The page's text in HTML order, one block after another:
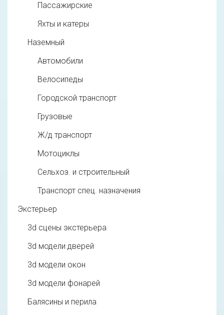
Пассажирские
Яхты и катеры
Наземный
Автомобили
Велосипеды
Городской транспорт
Грузовые
Ж/д транспорт
Мотоциклы
Сельхоз. и строительный
Транспорт спец. назначения
Экстерьер
3d cцены экстерьера
3d модели дверей
3d модели окон
3d модели фонарей
Балясины и перила